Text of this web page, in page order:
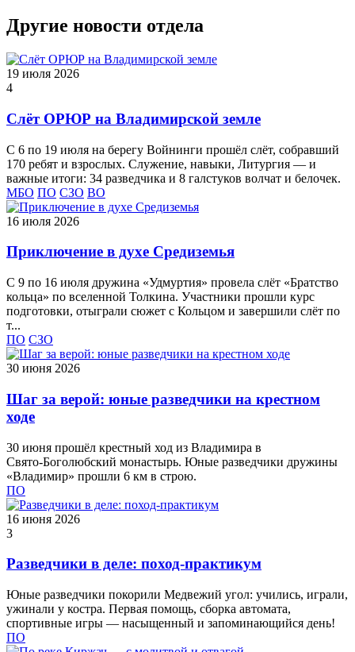
Другие новости отдела
19 июля 2026
4
Слёт ОРЮР на Владимирской земле
С 6 по 19 июля на берегу Войнинги прошёл слёт, собравший
170 ребят и взрослых. Служение, навыки, Литургия — и
важные итоги: 34 разведчика и 8 галстуков волчат и белочек.
МБО ПО СЗО ВО
16 июля 2026
Приключение в духе Средиземья
С 9 по 16 июля дружина «Удмуртия» провела слёт «Братство
кольца» по вселенной Толкина. Участники прошли курс
подготовки, отыграли сюжет с Кольцом и завершили слёт по
т...
ПО СЗО
30 июня 2026
Шаг за верой: юные разведчики на крестном
ходе
30 июня прошёл крестный ход из Владимира в
Свято‑Боголюбский монастырь. Юные разведчики дружины
«Владимир» прошли 6 км в строю.
ПО
16 июня 2026
3
Разведчики в деле: поход‑практикум
Юные разведчики покорили Медвежий угол: учились, играли,
ужинали у костра. Первая помощь, сборка автомата,
спортивные игры — насыщенный и запоминающийся день!
ПО